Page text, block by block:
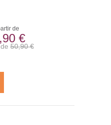
de
€
de50,90 €